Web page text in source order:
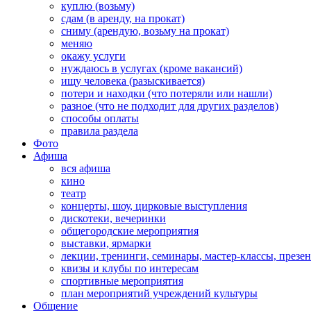
куплю (возьму)
сдам (в аренду, на прокат)
сниму (арендую, возьму на прокат)
меняю
окажу услуги
нуждаюсь в услугах (кроме вакансий)
ищу человека (разыскивается)
потери и находки (что потеряли или нашли)
разное (что не подходит для других разделов)
способы оплаты
правила раздела
Фото
Афиша
вся афиша
кино
театр
концерты, шоу, цирковые выступления
дискотеки, вечеринки
общегородские мероприятия
выставки, ярмарки
лекции, тренинги, семинары, мастер-классы,
квизы и клубы по интересам
спортивные мероприятия
план мероприятий учреждений культуры
Общение